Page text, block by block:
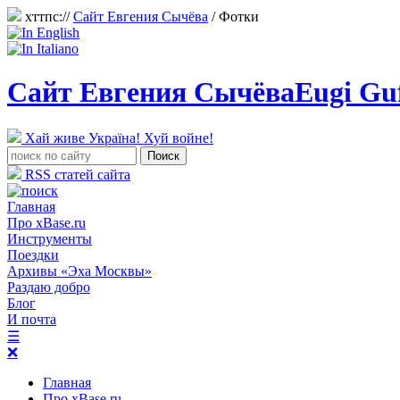
хттпс://Сайт Евгения Сычёва / Фотки
Сайт Евгения СычёваEugi
Хай живе Україна! Хуй войне!
RSS статей сайта
Главная
Про xBase.ru
Инструменты
Поездки
Архивы «Эха Москвы»
Раздаю добро
Блог
И почта
☰
❌
Главная